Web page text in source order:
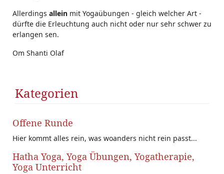
Allerdings allein mit Yogaübungen - gleich welcher Art -
dürfte die Erleuchtung auch nicht oder nur sehr schwer zu
erlangen sen.
Om Shanti Olaf
Kategorien
Offene Runde
Hier kommt alles rein, was woanders nicht rein passt...
Hatha Yoga, Yoga Übungen, Yogatherapie,
Yoga Unterricht